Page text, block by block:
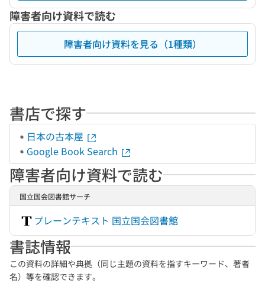
障害者向け資料で読む
障害者向け資料を見る（1種類）
書店で探す
日本の古本屋
Google Book Search
障害者向け資料で読む
国立国会図書館サーチ
プレーンテキスト 国立国会図書館
書誌情報
この資料の詳細や典拠（同じ主題の資料を指すキーワード、著者
名）等を確認できます。